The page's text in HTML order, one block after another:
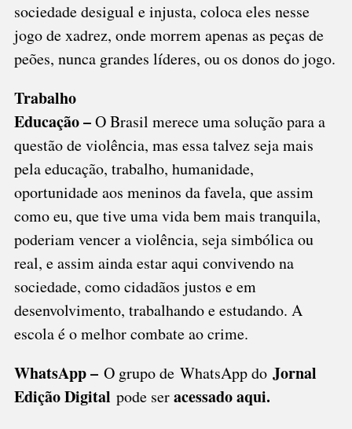
sociedade desigual e injusta, coloca eles nesse
jogo de xadrez, onde morrem apenas as peças de
peões, nunca grandes líderes, ou os donos do jogo.
Trabalho
Educação –O Brasil merece uma solução para a
questão de violência, mas essa talvez seja mais
pela educação, trabalho, humanidade,
oportunidade aos meninos da favela, que assim
como eu, que tive uma vida bem mais tranquila,
poderiam vencer a violência, seja simbólica ou
real, e assim ainda estar aqui convivendo na
sociedade, como cidadãos justos e em
desenvolvimento, trabalhando e estudando. A
escola é o melhor combate ao crime.
WhatsApp – O grupo de WhatsApp do Jornal
Edição Digital pode seracessado aqui.